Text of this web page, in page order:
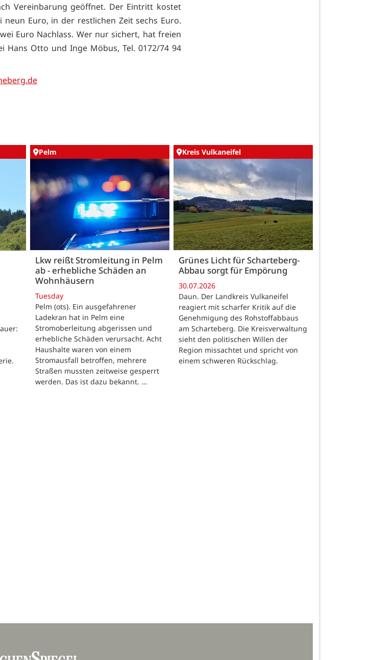
Vereinbarung geöffnet. Der Eintritt kostet
Euro, in der restlichen Zeit sechs Euro.
Euro Nachlass. Wer nur sichert, hat freien
Hans Otto und Inge Möbus, Tel. 0172/74 94
Pelm
Lkw reißt Stromleitung in Pelm
ab - erhebliche Schäden an
Wohnhäusern
Tuesday
Pelm (ots). Ein ausgefahrener
Ladekran hat in Pelm eine
Stromoberleitung abgerissen und
erhebliche Schäden verursacht. Acht
Haushalte waren von einem
Stromausfall betroffen, mehrere
Straßen mussten zeitweise gesperrt
werden. Das ist dazu bekannt. …
Kreis Vulkaneifel
Grünes Licht für Scharteberg-
Abbau sorgt für Empörung
30.07.2026
Daun. Der Landkreis Vulkaneifel
reagiert mit scharfer Kritik auf die
Genehmigung des Rohstoffabbaus
am Scharteberg. Die Kreisverwaltung
sieht den politischen Willen der
Region missachtet und spricht von
einem schweren Rückschlag.